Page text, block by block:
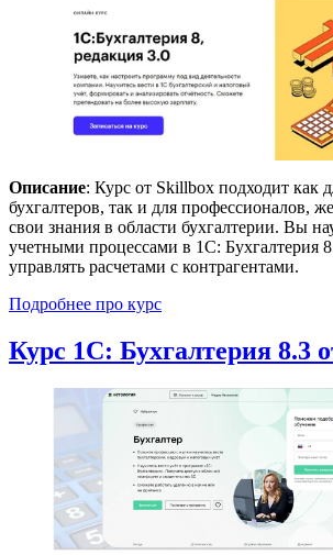
Описание: Курс от Skillbox подходит как
бухгалтеров, так и для профессионалов,
свои знания в области бухгалтерии. Вы
учетными процессами в 1С: Бухгалтерия
управлять расчетами с контрагентами.
Подробнее про курс
Курс 1С: Бухгалтерия 8.3